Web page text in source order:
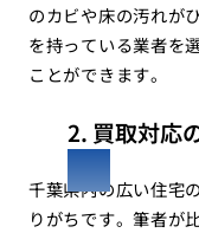
のカビや床の汚れが
を持っている業者を
ことができます。
2. 買取対応
千葉県内の広い住宅
りがちです。筆者が